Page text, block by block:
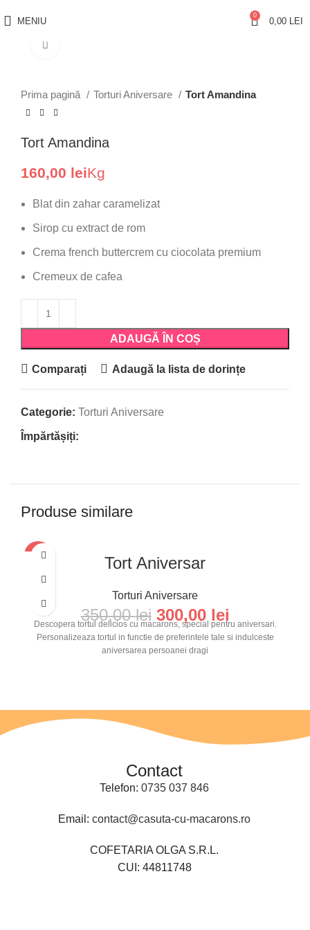
MENIU
0
0,00 LEI
Prima pagină Torturi Aniversare Tort Amandina
Tort Amandina
160,00 leiKg
Blat din zahar caramelizat
Sirop cu extract de rom
Crema french buttercrem cu ciocolata premium
Cremeux de cafea
ADAUGĂ ÎN COȘ
Comparați Adaugă la lista de dorințe
Categorie: Torturi Aniversare
Împărtășiți:
Produse similare
-14% Tort Aniversar
Torturi Aniversare
350,00lei 300,00 lei
Descopera tortul delicios cu macarons, special pentru aniversari.
Personalizeaza tortul in functie de preferintele tale si indulceste
aniversarea persoanei dragi
Contact
Telefon: 0735 037 846
Email: contact@casuta-cu-macarons.ro
COFETARIA OLGA S.R.L.
CUI: 44811748